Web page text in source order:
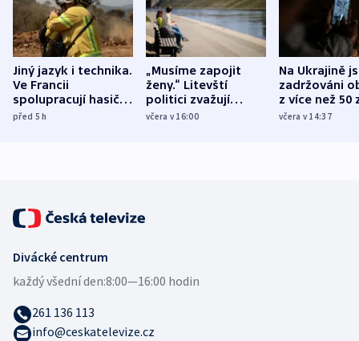
Jiný jazyk i technika.
Ve Francii
spolupracují hasiči z
různých zemí
před 5h
„Musíme zapojit
ženy.“ Litevští
politici zvažují
dohodu o
včera v 16:00
Na Ukrajině
zadržováni
z více než 50
Bojovali na
včera v 14:37
Divácké centrum
každý všední den:8:00—16:00 hodin
261 136 113
info@ceskatelevize.cz